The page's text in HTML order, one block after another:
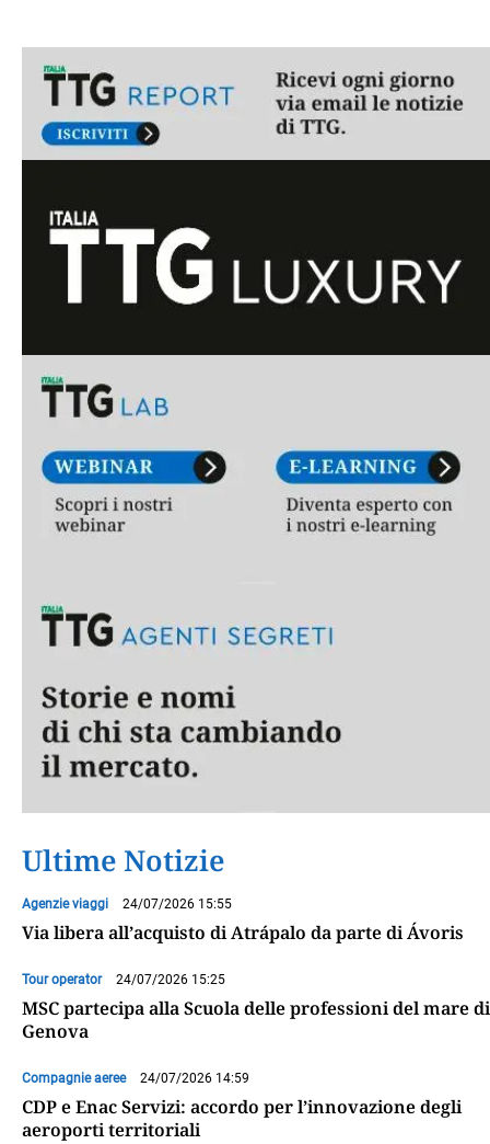
Ultime Notizie
Agenzie viaggi 24/07/2026 15:55
Via libera all’acquisto di Atrápalo da parte di Ávoris
Tour operator 24/07/2026 15:25
MSC partecipa alla Scuola delle professioni del mare di
Genova
Compagnie aeree 24/07/2026 14:59
CDP e Enac Servizi: accordo per l’innovazione degli
aeroporti territoriali